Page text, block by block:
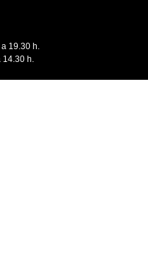
19.30 h.
14.30 h.